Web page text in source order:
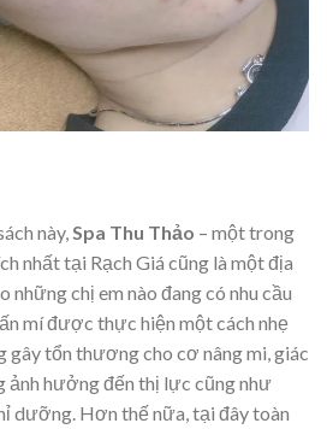
này, Spa Thu Thảo – một trong
nhất tại Rạch Giá cũng là một địa
những chị em nào đang có nhu cầu
mí được thực hiện một cách nhẹ
gây tổn thương cho cơ nâng mi, giác
ảnh hưởng đến thị lực cũng như
dưỡng. Hơn thế nữa, tại đây toàn